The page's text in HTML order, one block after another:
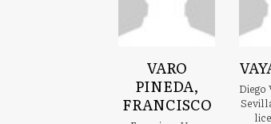
VARO
PINEDA,
FRANCISCO
Diego